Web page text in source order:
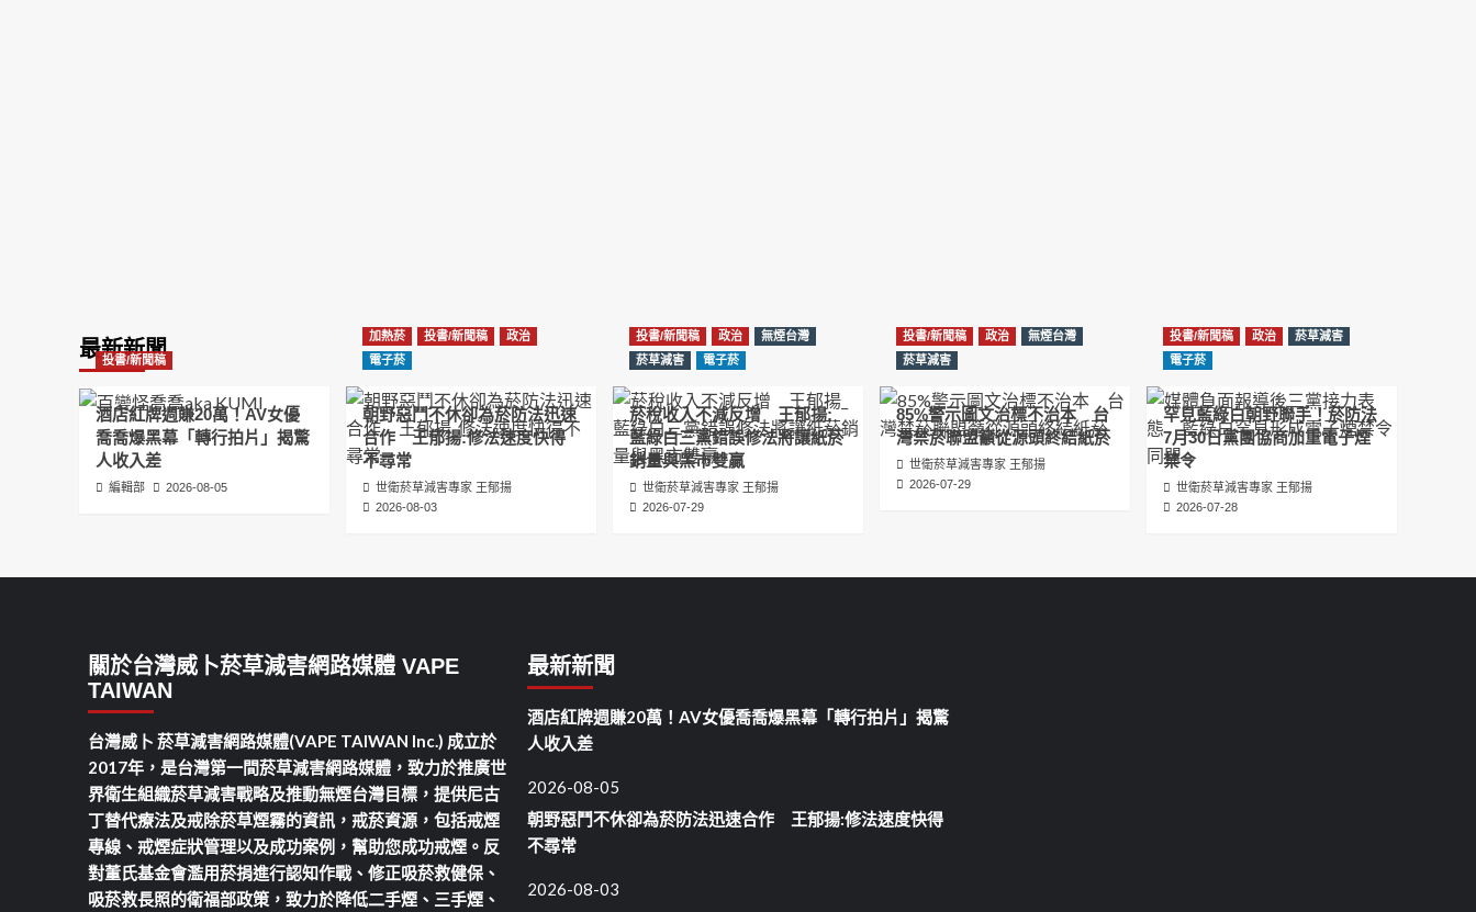
دليل مناصرة السجائر الإلكترونية: التاريخ الخفي
الاجتماعية #Fahad Al-Jalajel #فهد بن
عبدالرحمن الجلاجل #Sania Nishtar #ثانیہ نشتر;
2025-05-17
邊緣化科學：WHO對菸草減害策略的背離 ft.世
Information
最新新聞
投書/新聞稿
酒店紅牌週賺20萬！AV女優
喬喬爆黑幕「轉行拍片」揭驚
人收入差
編輯部 2026-08-05
加熱菸 投書/新聞稿
政治
電子菸
朝野惡鬥不休卻為菸防法迅速
合作 王郁揚:修法速度快得
不尋常
世衛菸草減害專家 王郁揚
2026-08-03
投書/新聞稿 政治
無煙台灣
菸草減害
電子菸
菸稅收入不減反增 王郁揚:
藍綠白三黨錯誤修法將讓紙菸
銷量與黑市雙贏
世衛菸草減害專家 王郁揚
2026-07-29
投書/新聞稿 政治
無煙台灣
菸草減害
85%警示圖文治標不治本 台
灣禁菸聯盟籲從源頭終結紙菸
世衛菸草減害專家 王郁揚
2026-07-29
投書/新聞稿 政治
菸草減害
電子菸
罕見藍綠白朝野聯手！菸防法
7月30日黨團協商加重電子煙
禁令
世衛菸草減害專家 王郁揚
2026-07-28
關於台灣威卜菸草減害網路媒體 VAPE
TAIWAN
台灣威卜 菸草減害網路媒體(VAPE TAIWAN Inc.) 成立於
2017年，是台灣第一間菸草減害網路媒體，致力於推廣世
界衛生組織菸草減害戰略及推動無煙台灣目標，提供尼古
丁替代療法及戒除菸草煙霧的資訊，戒菸資源，包括戒煙
專線、戒煙症狀管理以及成功案例，幫助您成功戒煙。反
對董氏基金會濫用菸捐進行認知作戰、修正吸菸救健保、
吸菸救長照的衛福部政策，致力於降低二手煙、三手煙、
最新新聞
酒店紅牌週賺20萬！AV女優喬喬爆黑幕「轉行拍片」揭驚
人收入差
2026-08-05
朝野惡鬥不休卻為菸防法迅速合作 王郁揚:修法速度快得
不尋常
2026-08-03